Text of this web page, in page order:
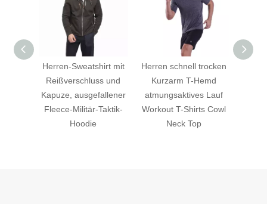
Herren-Sweatshirt mit
Reißverschluss und
Kapuze, ausgefallener
Fleece-Militär-Taktik-
Hoodie
Herren schnell trocken
Kurzarm T-Hemd
atmungsaktives Lauf
Workout T-Shirts Cowl
Neck Top